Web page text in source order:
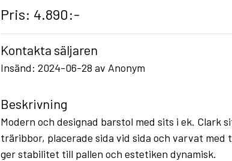
Pris: 4.890:-
Kontakta säljaren
Insänd: 2024-06-28 av Anonym
Beskrivning
Modern och designad barstol med sits i ek. Clark
träribbor, placerade sida vid sida och varvat med
ger stabilitet till pallen och estetiken dynamisk.